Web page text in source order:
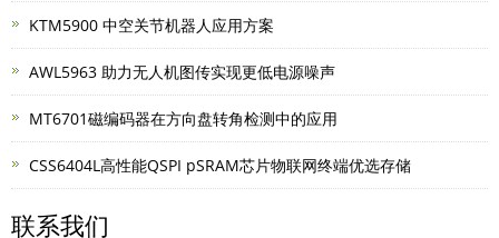
KTM5900 中空关节机器人应用方案
AWL5963 助力无人机图传实现更低电源噪声
MT6701磁编码器在方向盘转角检测中的应用
CSS6404L高性能QSPI pSRAM芯片物联网终端优选存储
联系我们